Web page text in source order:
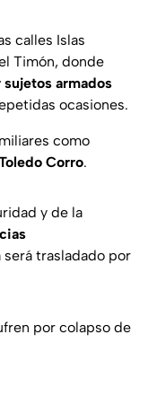
calles Islas
Timón, donde
armados
ocasiones.
como
Corro.
y de la
será trasladado por
por colapso de